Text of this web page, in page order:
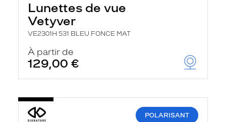
Lunettes de vue
Vetyver
VE2301H 531 BLEU FONCE MAT
À partir de
129,00 €
POLARISANT